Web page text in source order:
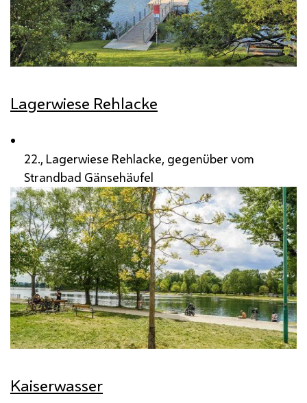
Lagerwiese Rehlacke
22., Lagerwiese Rehlacke, gegenüber vom
Strandbad Gänsehäufel
Kaiserwasser